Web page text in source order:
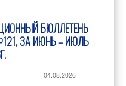
БЮЛЛЕТЕНЬ
ЗА ИЮНЬ – ИЮЛЬ
04.08.2026